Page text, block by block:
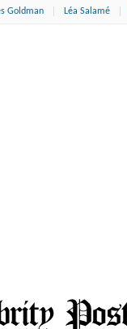
Goldman Léa Salamé